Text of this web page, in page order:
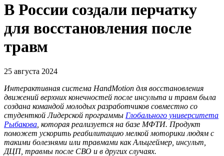
В России создали перчатку
для восстановления после
травм
25 августа 2024
Интерактивная система HandMotion для восстановления
движений верхних конечностей после инсульта и травм была
создана командой молодых разработчиков совместно со
студенткой Лидерской программы Глобального университета
Рыбакова , которая реализуется на базе МФТИ. Продукт
поможет ускорить реабилитацию мелкой моторики людям с
такими болезнями или травмами как Альцгеймер, инсульт,
ДЦП, травмы после СВО и в других случаях.